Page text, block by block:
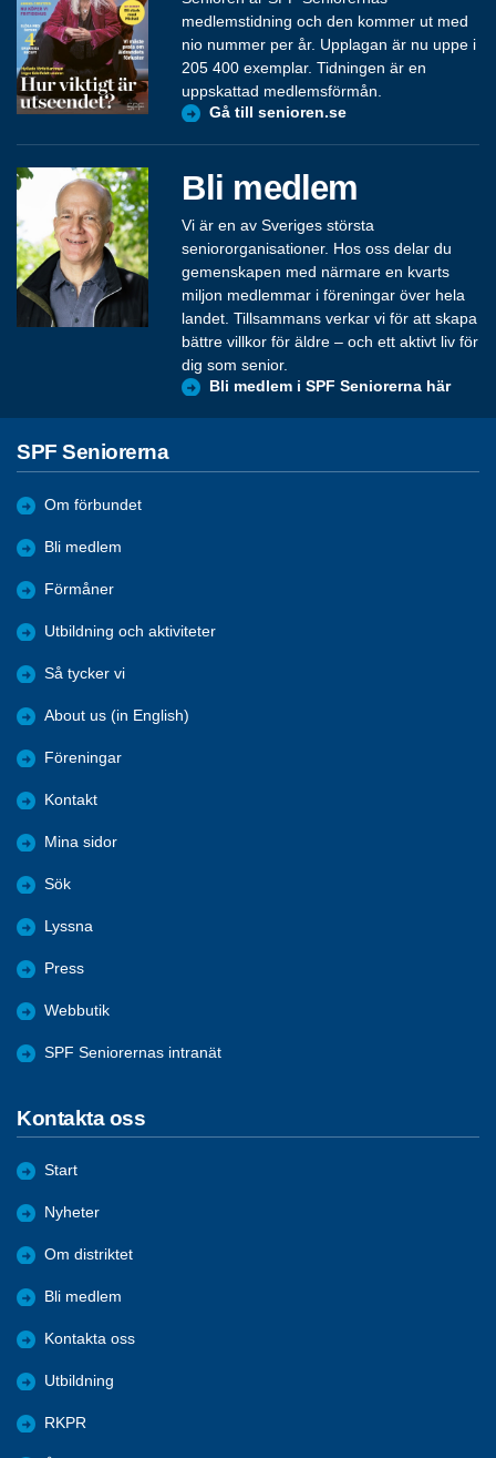
medlemstidning och den kommer ut med
nio nummer per år. Upplagan är nu uppe i
205 400 exemplar. Tidningen är en
uppskattad medlemsförmån.
Gå till senioren.se
Bli medlem
Vi är en av Sveriges största
seniororganisationer. Hos oss delar du
gemenskapen med närmare en kvarts
miljon medlemmar i föreningar över hela
landet. Tillsammans verkar vi för att skapa
bättre villkor för äldre – och ett aktivt liv för
dig som senior.
Bli medlem i SPF Seniorerna här
SPF Seniorerna
Om förbundet
Bli medlem
Förmåner
Utbildning och aktiviteter
Så tycker vi
About us (in English)
Föreningar
Kontakt
Mina sidor
Sök
Lyssna
Press
Webbutik
SPF Seniorernas intranät
Kontakta oss
Start
Nyheter
Om distriktet
Bli medlem
Kontakta oss
Utbildning
RKPR